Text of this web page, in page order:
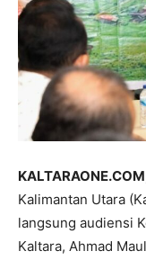
Kalimantan Utara
langsung audiensi
Kaltara, Ahmad